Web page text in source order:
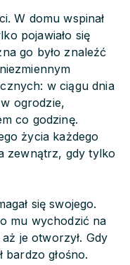
W domu wspinał
pojawiało się
go było znaleźć
w ciągu dnia
ogrodzie,
co godzinę.
życia każdego
zewnątrz, gdy tylko
się swojego.
mu wychodzić na
je otworzył. Gdy
bardzo głośno.